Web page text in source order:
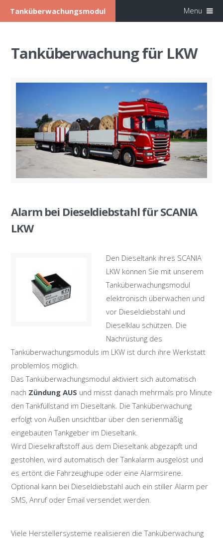
Tanküberwachungsmodul Menu
Tanküberwachung für LKW
Alarm bei Dieseldiebstahl für SCANIA
LKW
Den Dieseltank ihres SCANIA
LKW können Sie mit unserem
Tanküberwachungsmodul
elektronisch überwachen und
vor Dieseldiebstahl und
Dieselklau schützen. Die
Nachrüstung des
Tanküberwachungsmoduls im LKW ist durch ihre Werkstatt
problemlos möglich.
Das Tanküberwachungsmodul aktiviert sich automatisch
nach Zündung AUS und misst danach mehrmals pro Minute
den Tankfüllstand im Dieseltank. Die Tanküberwachung
erfolgt von Außen unsichtbar über den serienmäßig
eingebauten Tankgeber im Dieseltank.
Wird Dieselkraftstoff aus dem Dieseltank abgezapft und
gestohlen, wird automatisch der Tankalarm ausgelöst und
es ertönt die Fahrzeughupe oder eine Alarmsirene.
Optional kann bei Dieseldiebstahl auch ein stiller Alarm per
SMS, Anruf oder Email versendet werden.
Viele Herstellersysteme realisieren die Tanküberwachung